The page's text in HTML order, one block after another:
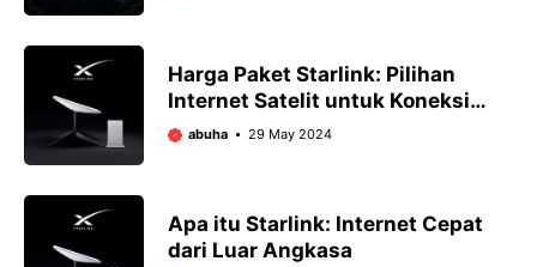
Harga Paket Starlink: Pilihan
Internet Satelit untuk Koneksi
Nirkabel
abuha 29 May 2024
Apa itu Starlink: Internet Cepat
dari Luar Angkasa